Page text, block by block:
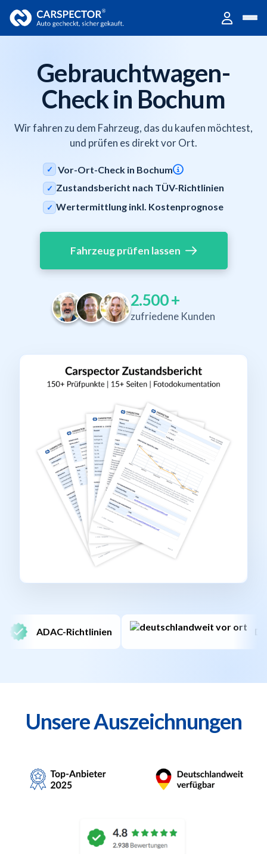
Gebrauchtwagen-
Check in Bochum
Wir fahren zu dem Fahrzeug, das du kaufen möchtest,
und prüfen es direkt vor Ort.
✓ Vor-Ort-Check in Bochum
✓ Zustandsbericht nach TÜV-Richtlinien
✓ Wertermittlung inkl. Kostenprognose
Fahrzeug prüfen lassen
2.500+
zufriedene Kunden
Deutschlandweit
Unsere Auszeichnungen